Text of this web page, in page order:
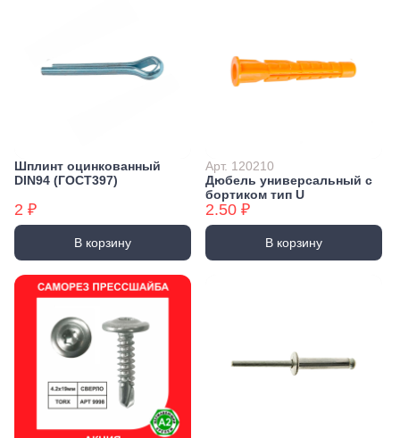
Шплинт оцинкованный
DIN94 (ГОСТ397)
2 ₽
В корзину
Арт. 120210
Дюбель универсальный с
бортиком тип U
2.50 ₽
В корзину